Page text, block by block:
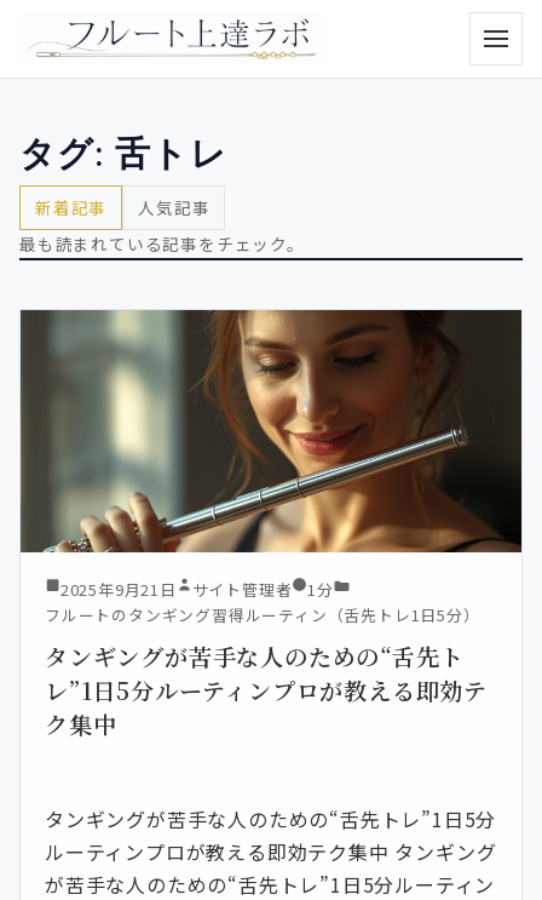
メニ
タグ: 舌トレ
新着記事
人気記事
最も読まれている記事をチェック。
2025年9月21日 サイト管理者
1分
フルートのタンギング習得ルーティン（舌先トレ1日5分）
タンギングが苦手な人のための“舌先ト
レ”1日5分ルーティンプロが教える即効テ
ク集中
タンギングが苦手な人のための“舌先トレ”1日5分
ルーティンプロが教える即効テク集中 タンギング
が苦手な人のための“舌先トレ”1日5分ルーティン